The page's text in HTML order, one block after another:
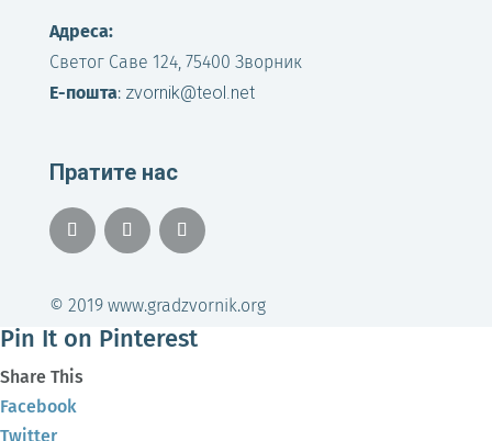
Адреса:
Светог Саве 124, 75400 Зворник
Е-пошта: zvornik@teol.net
Пратите нас
© 2019 www.gradzvornik.org
Pin It on Pinterest
Share This
Facebook
Twitter